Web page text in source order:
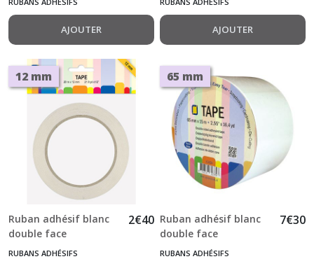
AJOUTER AJOUTER
12 mm
Ruban adhésif blanc
double face
transparent 12 mm x
2€40
RUBANS ADHÉSIFS
65 mm
Ruban adhésif blanc
double face
transparent 65 mm x
7€30
RUBANS ADHÉSIFS